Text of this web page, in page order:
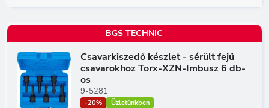
BGS TECHNIC
Csavarkiszedő készlet - sérült fejű
csavarokhoz Torx-XZN-Imbusz 6 db-
os
9-5281
-20% Üzletünkben